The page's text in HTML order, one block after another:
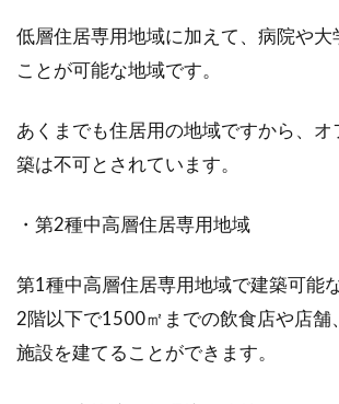
農業人口が減りつつある
っているのが農地の活用
快適な空間作りの工
夫婦2人暮らしには十分な
赤ちゃんが産まれるとど
狭に...
低層住居専用地域に加えて、病院や大
ことが可能な地域です。
あくまでも住居用の地域ですから、オ
築は不可とされています。
・第2種中高層住居専用地域
第1種中高層住居専用地域で建築可能
2階以下で1500㎡までの飲食店や店舗
施設を建てることができます。